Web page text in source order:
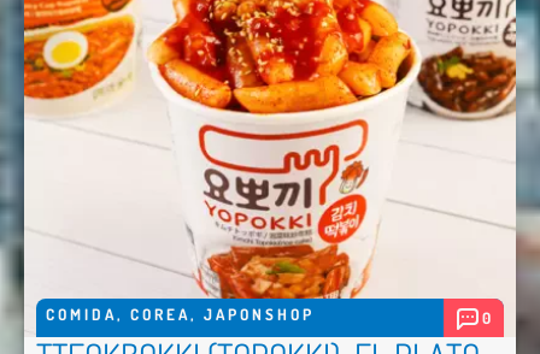
COMIDA, COREA, JAPONSHOP 0